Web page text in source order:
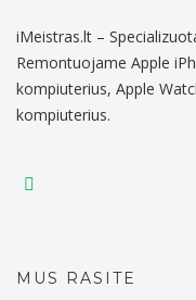
iMeistras.lt –
Remontuojame Apple
kompiuterius, Apple
kompiuterius.
MUS RASITE